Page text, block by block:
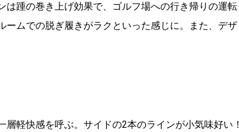
踵の巻き上げ効果で、ゴルフ場への行き帰りの運転
ムでの脱ぎ履きがラクといった感じに。また、デザ
軽快感を呼ぶ。 サイドの2本のラインが小気味好い！